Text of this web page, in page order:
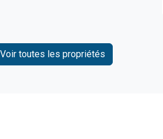
Voir toutes les propriétés